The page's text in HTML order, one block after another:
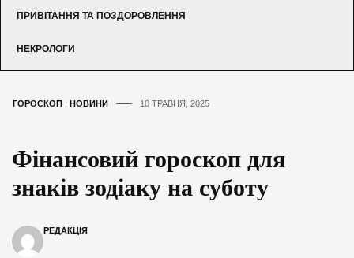
ПРИВІТАННЯ ТА ПОЗДОРОВЛЕННЯ
НЕКРОЛОГИ
ГОРОСКОП НОВИНИ 10 ТРАВНЯ, 2025
Фінансовий гороскоп для
знаків зодіаку на суботу
РЕДАКЦІЯ